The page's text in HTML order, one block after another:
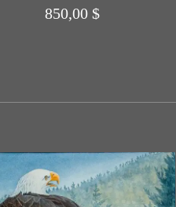
850,00 $